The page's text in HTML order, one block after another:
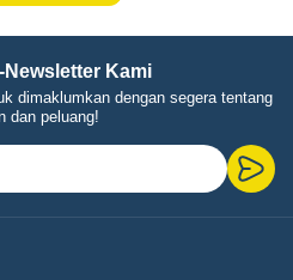
Newsletter Kami
dimaklumkan dengan segera tentang
dan peluang!